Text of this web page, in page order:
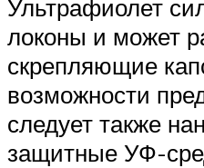
Ультрафиолет
локоны и может
скрепляющие
возможности
следует также
защитные УФ-